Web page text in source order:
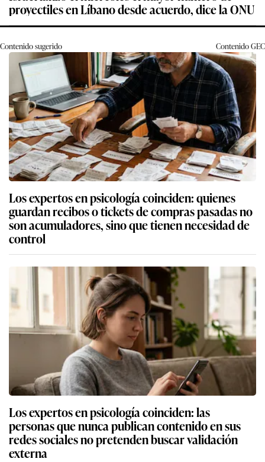
proyectiles en Líbano desde acuerdo, dice la ONU
Contenido sugerido ContenidoGEC
Los expertos en psicología coinciden: quienes
guardan recibos o tickets de compras pasadas no
son acumuladores, sino que tienen necesidad de
control
Los expertos en psicología coinciden: las
personas que nunca publican contenido en sus
redes sociales no pretenden buscar validación
externa